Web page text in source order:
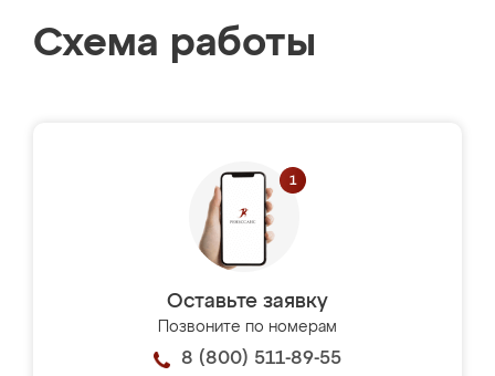
Схема работы
Оставьте заявку
Позвоните по номерам
8 (800) 511-89-55